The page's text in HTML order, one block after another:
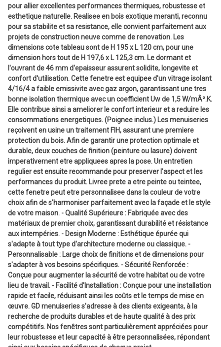
pour allier excellentes performances thermiques, robustesse et
esthetique naturelle. Realisee en bois exotique meranti, reconnu
pour sa stabilite et sa resistance, elle convient parfaitement aux
projets de construction neuve comme de renovation. Les
dimensions cote tableau sont de H 195 x L 120 cm, pour une
dimension hors tout de H 197,6 x L 125,3 cm. Le dormant et
l'ouvrant de 46 mm d'epaisseur assurent solidite, longevite et
confort d'utilisation. Cette fenetre est equipee d'un vitrage isolant
4/16/4 a faible emissivite avec gaz argon, garantissant une tres
bonne isolation thermique avec un coefficient Uw de 1,5 W/mÂ².K.
Elle contribue ainsi a ameliorer le confort interieur et a reduire les
consommations energetiques. (Poignee inclus.) Les menuiseries
reçoivent en usine un traitement FIH, assurant une premiere
protection du bois. Afin de garantir une protection optimale et
durable, deux couches de finition (peinture ou lasure) doivent
imperativement etre appliquees apres la pose. Un entretien
regulier est ensuite recommande pour preserver l'aspect et les
performances du produit. Livree prete a etre peinte ou teintee,
cette fenetre peut etre personnalisee dans la couleur de votre
choix afin de s'harmoniser parfaitement avec la façade et le style
de votre maison. - Qualité Supérieure : Fabriquée avec des
matériaux de premier choix, garantissant durabilité et résistance
aux intempéries. - Design Moderne : Esthétique épurée qui
s'adapte à tout type d'architecture moderne ou classique. -
Personnalisable : Large choix de finitions et de dimensions pour
s'adapter à vos besoins spécifiques. - Sécurité Renforcée :
Conçue pour augmenter la sécurité de votre habitat ou de votre
lieu de travail. - Facilité d'Installation : Conçue pour une installation
rapide et facile, réduisant ainsi les coûts et le temps de mise en
œuvre. GD menuiseries s'adresse à des clients exigeants, à la
recherche de produits durables et de haute qualité à des prix
compétitifs. Nos fenêtres sont particulièrement appréciées pour
leur robustesse et leur capacité à être personnalisées, répondant